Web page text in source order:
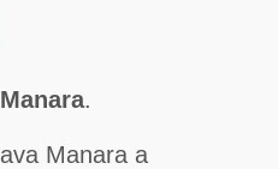
.
Manara a